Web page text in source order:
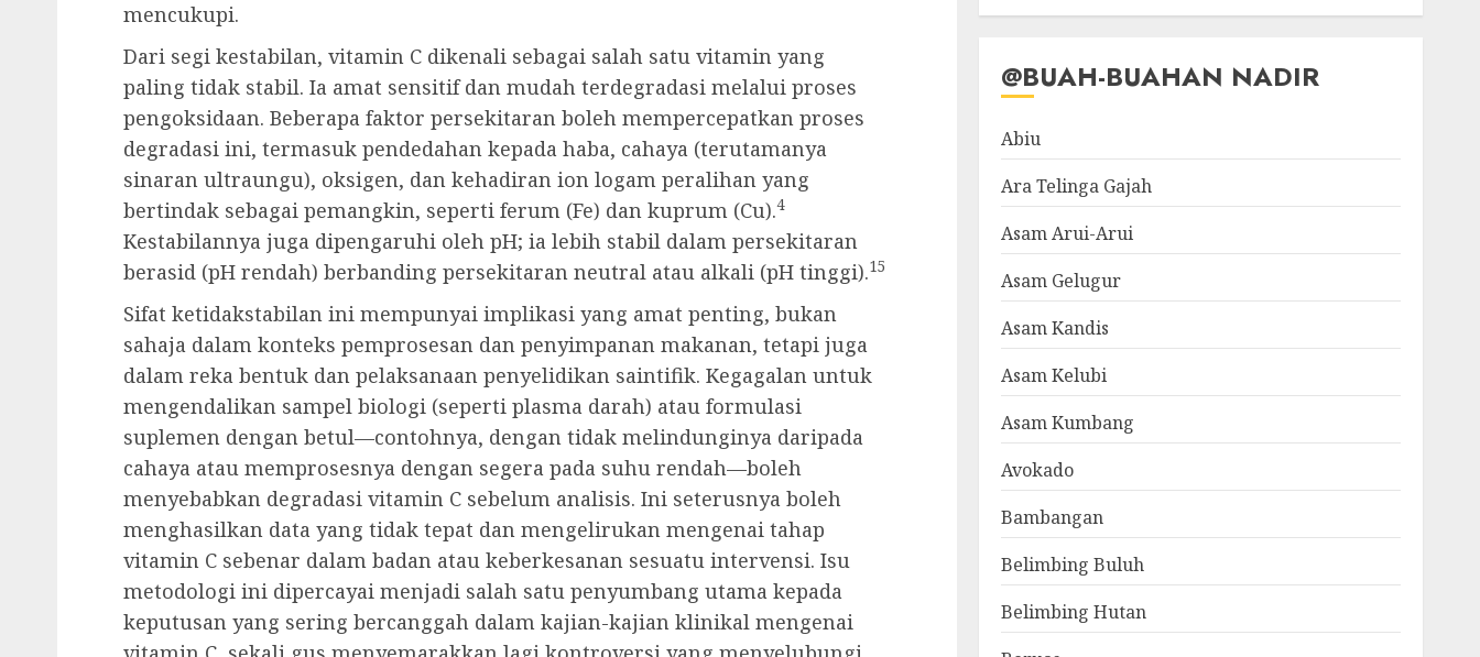
mencukupi.
Dari segi kestabilan, vitamin C dikenali sebagai salah satu vitamin yang
paling tidak stabil. Ia amat sensitif dan mudah terdegradasi melalui proses
pengoksidaan. Beberapa faktor persekitaran boleh mempercepatkan proses
degradasi ini, termasuk pendedahan kepada haba, cahaya (terutamanya
sinaran ultraungu), oksigen, dan kehadiran ion logam peralihan yang
bertindak sebagai pemangkin, seperti ferum (Fe) dan kuprum (Cu).4
Kestabilannya juga dipengaruhi oleh pH; ia lebih stabil dalam persekitaran
berasid (pH rendah) berbanding persekitaran neutral atau alkali (pH tinggi).15
Sifat ketidakstabilan ini mempunyai implikasi yang amat penting, bukan
sahaja dalam konteks pemprosesan dan penyimpanan makanan, tetapi juga
dalam reka bentuk dan pelaksanaan penyelidikan saintifik. Kegagalan untuk
mengendalikan sampel biologi (seperti plasma darah) atau formulasi
suplemen dengan betul—contohnya, dengan tidak melindunginya daripada
cahaya atau memprosesnya dengan segera pada suhu rendah—boleh
menyebabkan degradasi vitamin C sebelum analisis. Ini seterusnya boleh
menghasilkan data yang tidak tepat dan mengelirukan mengenai tahap
vitamin C sebenar dalam badan atau keberkesanan sesuatu intervensi. Isu
metodologi ini dipercayai menjadi salah satu penyumbang utama kepada
keputusan yang sering bercanggah dalam kajian-kajian klinikal mengenai
@BUAH-BUAHAN NADIR
Abiu
Ara Telinga Gajah
Asam Arui-Arui
Asam Gelugur
Asam Kandis
Asam Kelubi
Asam Kumbang
Avokado
Bambangan
Belimbing Buluh
Belimbing Hutan